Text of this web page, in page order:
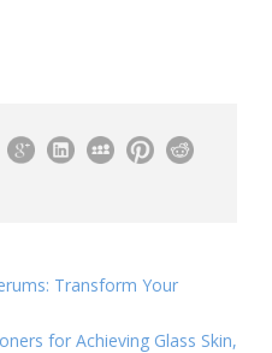
Transform Your
for Achieving Glass Skin,